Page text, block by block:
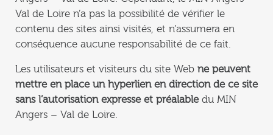
Val de Loire n’a pas la possibilité de vérifier le
contenu des sites ainsi visités, et n’assumera en
conséquence aucune responsabilité de ce fait.
Les utilisateurs et visiteurs du site Web ne peuvent
mettre en place un hyperlien en direction de ce site
sans l’autorisation expresse et préalabledu MIN
Angers – Val de Loire.